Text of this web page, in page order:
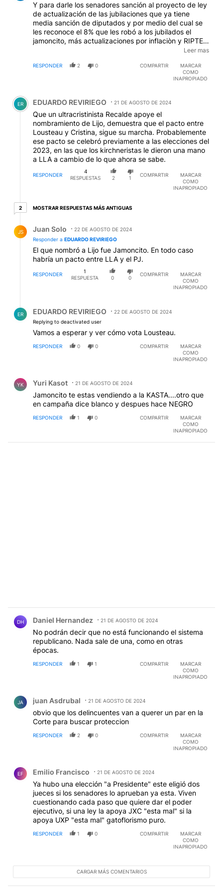
Y para darle los senadores sanción al proyecto de ley
de actualización de las jubilaciones que ya tiene
media sanción de diputados y por medio del cual se
les reconoce el 8% que les robó a los jubilados el
jamoncito, más actualizaciones por inflaciòn y RIPTE
padres también. Si el proyecto fuera sancionado y
jamoncito si lo veta se acreditará aún más que es
Leer mas
RESPONDER 2 0 COMPARTIR
MARCAR
COMO
INAPROPIADO
Comentario de EDUARDO REVIRIEGO.
ER EDUARDO REVIRIEGO 21 DE AGOSTO DE 2024
Que un ultracristinista Recalde apoye el
nombramiento de Lijo, demuestra que el pacto entre
Lousteau y Cristina, sigue su marcha. Probablemente
ese pacto se celebró previamente a las elecciones del
2023, en las que los kirchneristas le dieron una mano
a LLA a cambio de lo que ahora se sabe.
RESPONDER
4
RESPUESTAS
2 1
COMPARTIR
MARCAR
COMO
INAPROPIADO
22 respuestas más antiguas
MOSTRAR RESPUESTAS MÁS ANTIGUAS
JS Juan Solo
22 DE AGOSTO DE 2024
Responder a EDUARDO REVIRIEGO
El que nombró a Lijo fue Jamoncito. En todo caso
habría un pacto entre LLA y el PJ.
RESPONDER
1
RESPUESTA
0 0
COMPARTIR
MARCAR
COMO
INAPROPIADO
ER EDUARDO REVIRIEGO
22 DE AGOSTO DE 2024
Replying to deactivated user
Vamos a esperar y ver cómo vota Lousteau.
RESPONDER 0 0 COMPARTIR
MARCAR
COMO
INAPROPIADO
YK Yuri Kasot 21 DE AGOSTO DE 2024
Jamoncito te estas vendiendo a la KASTA....otro que
en campaña dice blanco y despues hace NEGRO
RESPONDER 1 0 COMPARTIR
MARCAR
COMO
INAPROPIADO
DH Daniel Hernandez 21 DE AGOSTO DE 2024
No podrán decir que no está funcionando el sistema
republicano. Nada sale de una, como en otras
épocas.
RESPONDER 1 1 COMPARTIR
MARCAR
COMO
INAPROPIADO
JA juan Asdrubal 21 DE AGOSTO DE 2024
obvio que los delincuentes van a querer un par en la
Corte para buscar proteccion
RESPONDER 2 0 COMPARTIR
MARCAR
COMO
INAPROPIADO
EF Emilio Francisco 21 DE AGOSTO DE 2024
Ya hubo una elección "a Presidente" este eligió dos
jueces si los senadores lo aprueban ya esta. Viven
cuestionando cada paso que quiere dar el poder
ejecutivo, si una ley la apoya JXC "esta mal" si la
apoya UXP "esta mal" gatoflorismo puro.
RESPONDER 1 0 COMPARTIR
MARCAR
COMO
INAPROPIADO
CARGAR MÁS COMENTARIOS